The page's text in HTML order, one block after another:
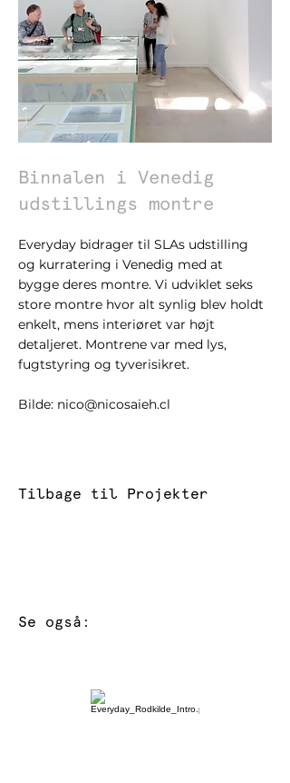
Binnalen i Venedig
udstillings montre
Everyday bidrager til SLAs udstilling
og kurratering i Venedig med at
bygge deres montre. Vi udviklet seks
store montre hvor alt synlig blev holdt
enkelt, mens interiøret var højt
detaljeret. Montrene var med lys,
fugtstyring og tyverisikret.
Bilde: nico@nicosaieh.cl
Tilbage til Projekter
Se også: